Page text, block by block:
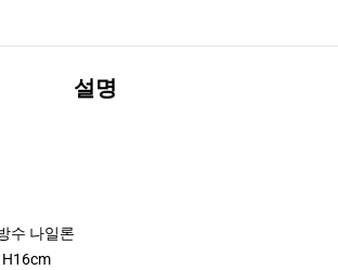
설명
수 나일론
H16cm